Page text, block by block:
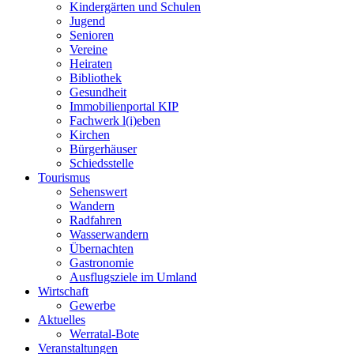
Kindergärten und Schulen
Jugend
Senioren
Vereine
Heiraten
Bibliothek
Gesundheit
Immobilienportal KIP
Fachwerk l(i)eben
Kirchen
Bürgerhäuser
Schiedsstelle
Tourismus
Sehenswert
Wandern
Radfahren
Wasserwandern
Übernachten
Gastronomie
Ausflugsziele im Umland
Wirtschaft
Gewerbe
Aktuelles
Werratal-Bote
Veranstaltungen